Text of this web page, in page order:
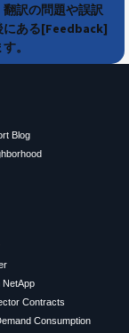
訳の問題や誤訳
にある[Feedback]
。
Blog
NetApp
Contracts
Consumption